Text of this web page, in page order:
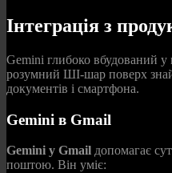
Інтеграція з
Gemini глибоко вбудований
розумний ШІ‑шар поверх
документів і смартфона.
Gemini в Gmail
Gemini у Gmail допомагає
поштою. Він уміє: